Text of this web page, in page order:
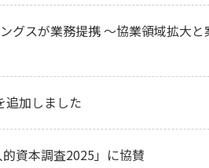
グスが業務提携 ～協業領域拡大
追加しました
資本調査2025」に協賛